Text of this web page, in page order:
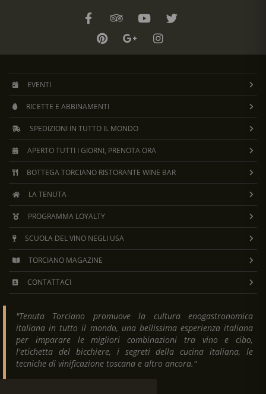
EVENTI
RICETTE E ABBINAMENTI
SPEDIZIONI IN TUTTO IL MONDO
APERTO TUTTI I GIORNI, PRENOTA ORA
BOTTEGA TORCIANO RISTORANTE WINE BAR
LA TENUTA
PROGRAMMA LOYALTY
SCUOLA DEL VINO NEGLI USA
TORCIANO MAGAZINE
CONTATTACI
"Tenuta Torciano promuove la cultura enogastronomica
italiana in tutto il mondo, una bellissima esperienza italiana
per imparare le migliori combinazioni tra vino e cibo,
l'etichetta del bicchiere, i segreti della cucina italiana, le
tecniche di vinificazione toscana e altro ancora."